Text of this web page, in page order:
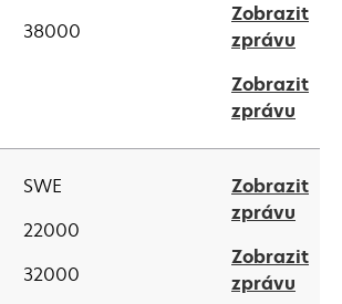
38000
a
new
tab
Zobrazit
zprávu
a
new
tab
Zobrazit
zprávu
new
tab
SWE
22000
32000
Zobrazit
zprávu
a
new
Zobrazit
zprávu